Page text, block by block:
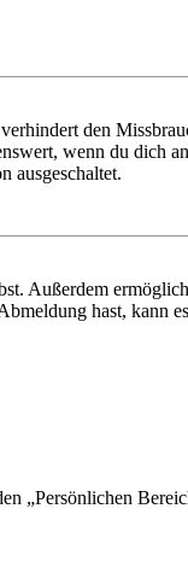
den
wenn du dich
ausgeschaltet.
Außerdem
hast, kann
„Persönlichen